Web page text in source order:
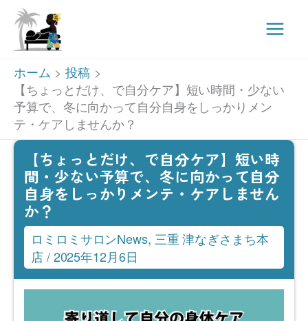
Main
ホーム
投稿
【ちょっとだけ、で自分ケア】短い時間・少ない
予算で、冬に向かって自分自身をしっかりメン
テ・ケアしませんか？
【ちょっとだけ、で自分ケア】短い時
間・少ない予算で、冬に向かって自分
自身をしっかりメンテ・ケアしません
か？
ロミロミサロンNews, 三重 津なぎさまち本
店/2025年12月6日